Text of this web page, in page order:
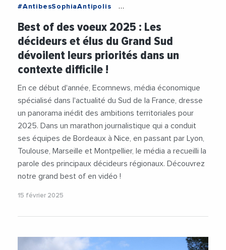
#AntibesSophiaAntipolis
#CoteDAzur
#Gignac
#Grasse
#HauteGaronne
#Herault
#Marseille
#Mauguio
#Montpellier #Nice
#Nimes
#NouvelleAquitaine
#Occitanie
Best of des voeux 2025 : Les
décideurs et élus du Grand Sud
dévoilent leurs priorités dans un
contexte difficile !
En ce début d'année, Ecomnews, média économique
spécialisé dans l'actualité du Sud de la France, dresse
un panorama inédit des ambitions territoriales pour
2025. Dans un marathon journalistique qui a conduit
ses équipes de Bordeaux à Nice, en passant par Lyon,
Toulouse, Marseille et Montpellier, le média a recueilli la
parole des principaux décideurs régionaux. Découvrez
notre grand best of en vidéo !
15 février 2025